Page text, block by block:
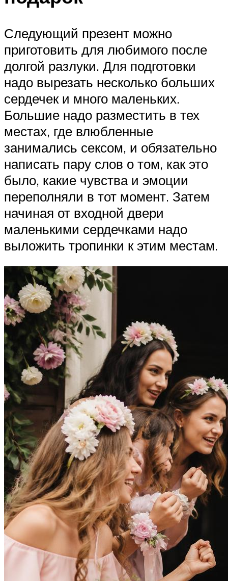
Следующий презент можно
приготовить для любимого после
долгой разлуки. Для подготовки
надо вырезать несколько больших
сердечек и много маленьких.
Большие надо разместить в тех
местах, где влюбленные
занимались сексом, и обязательно
написать пару слов о том, как это
было, какие чувства и эмоции
переполняли в тот момент. Затем
начиная от входной двери
маленькими сердечками надо
выложить тропинки к этим местам.